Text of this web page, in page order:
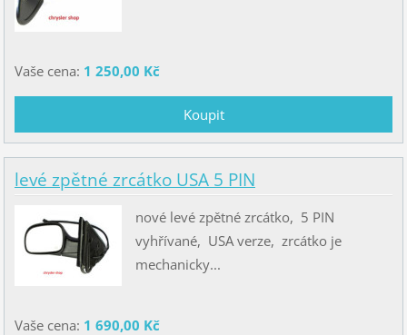
Vaše cena: 1 250,00 Kč
levé zpětné zrcátko USA 5 PIN
nové levé zpětné zrcátko, 5 PIN
vyhřívané, USA verze, zrcátko je
mechanicky...
Vaše cena: 1 690,00 Kč